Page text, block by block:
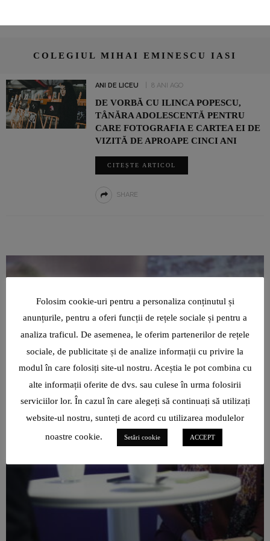
COLEGIUL MIHAI EMINESCU IASI
ANI DE LICEU 8 ANI AGO
DE VORBĂ CU ILINCA POPESCU,
TÂNĂRA ADOLESCENTĂ PENTRU
CARE FOTOGRAFIA E CARTEA EI DE
VIZITĂ DE APROAPE CINCI ANI
CITEȘTE ARTICOL
SHARE
Folosim cookie-uri pentru a personaliza conținutul și
anunțurile, pentru a oferi funcții de rețele sociale și pentru a
analiza traficul. De asemenea, le oferim partenerilor de rețele
sociale, de publicitate și de analize informații cu privire la
modul în care folosiți site-ul nostru. Aceștia le pot combina cu
alte informații oferite de dvs. sau culese în urma folosirii
serviciilor lor. În cazul în care alegeți să continuați să utilizați
website-ul nostru, sunteți de acord cu utilizarea modulelor
noastre cookie.
Setări cookie ACCEPT